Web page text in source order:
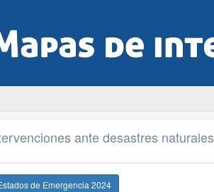
ante desastres naturales
de Emergencia 2024